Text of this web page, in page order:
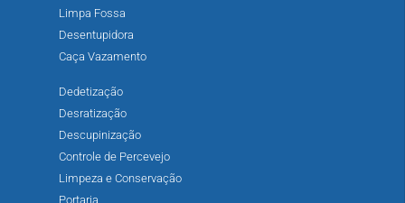
Limpa Fossa
Desentupidora
Caça Vazamento
Dedetização
Desratização
Descupinização
Controle de Percevejo
Limpeza e Conservação
Portaria